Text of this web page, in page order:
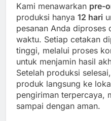
Kami menawarkan pre-
produksi hanya 12 hari
pesanan Anda diproses
waktu. Setiap cetakan
tinggi, melalui proses
untuk menjamin hasil
Setelah produksi
produk langsung ke
pengiriman terpercaya,
sampai dengan aman.